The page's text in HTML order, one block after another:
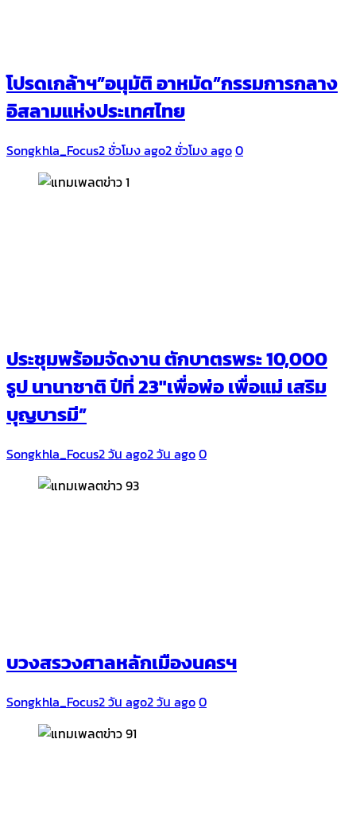
โปรดเกล้าฯ”อนุมัติ อาหมัด”กรรมการกลาง
อิสลามแห่งประเทศไทย
Songkhla_Focus2 ชั่วโมง ago2 ชั่วโมง ago0
ประชุมพร้อมจัดงาน ตักบาตรพระ 10,000
รูป นานาชาติ ปีที่ 23″เพื่อพ่อ เพื่อแม่ เสริม
บุญบารมี”
Songkhla_Focus2 วัน ago2 วัน ago0
บวงสรวงศาลหลักเมืองนครฯ
Songkhla_Focus2 วัน ago2 วัน ago0